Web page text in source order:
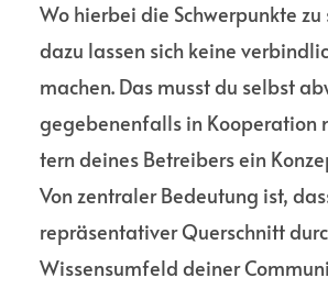
Wo hierbei die Schwer­punkte zu
dazu lassen sich keine
machen. Das musst du selbst
gegebenen­falls in
tern deines Betreibers ein
Von zentraler Bedeutung ist,
repräsen­tativer Quer­schnitt
Wissens­umfeld deiner